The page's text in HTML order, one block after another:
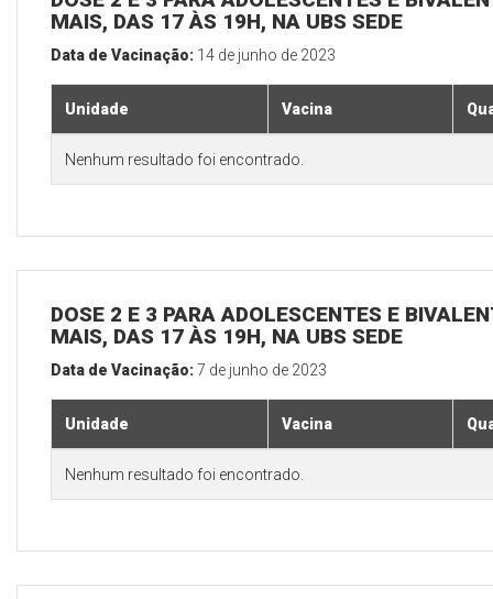
MAIS, DAS 17 ÀS 19H, NA UBS SEDE
Data de Vacinação: 14 de junho de 2023
Unidade Vacina
Nenhum resultado foi encontrado.
DOSE 2 E 3 PARA ADOLESCENTES E
MAIS, DAS 17 ÀS 19H, NA UBS SEDE
Data de Vacinação:7 de junho de 2023
Unidade Vacina
Nenhum resultado foi encontrado.